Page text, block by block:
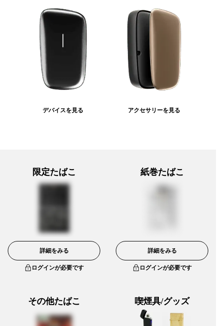
デバイスを見る アクセサリーを見る
限定たばこ
詳細をみる
ログインが必要です
紙巻たばこ
詳細をみる
ログインが必要です
その他たばこ 喫煙具/グッズ